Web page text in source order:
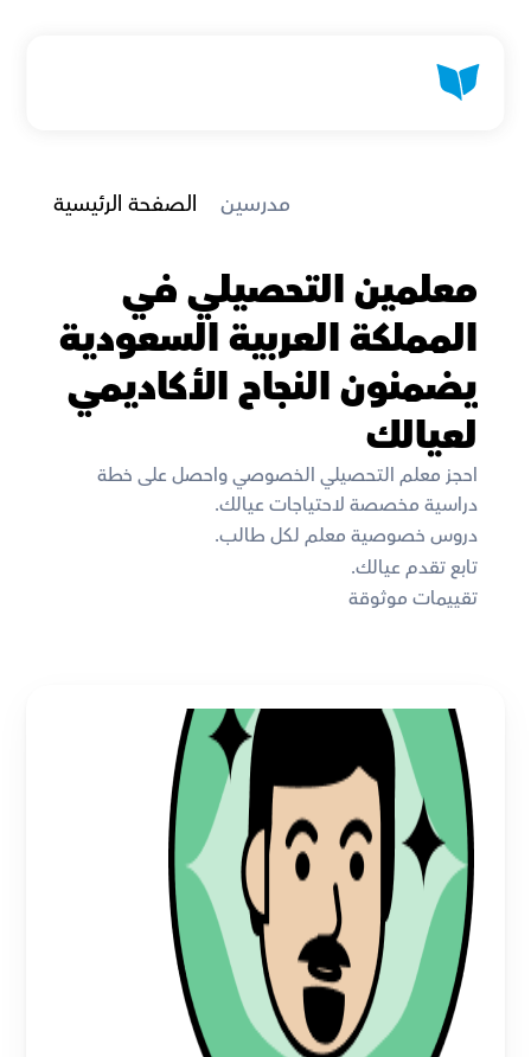
الصفحة الرئيسية مدرسين
معلمين التحصيلي في
المملكة العربية السعودية
يضمنون النجاح الأكاديمي
لعيالك
احجز معلم التحصيلي الخصوصي واحصل على خطة
دراسية مخصصة لاحتياجات عيالك.
دروس خصوصية معلم لكل طالب.
تابع تقدم عيالك.
تقييمات موثوقة